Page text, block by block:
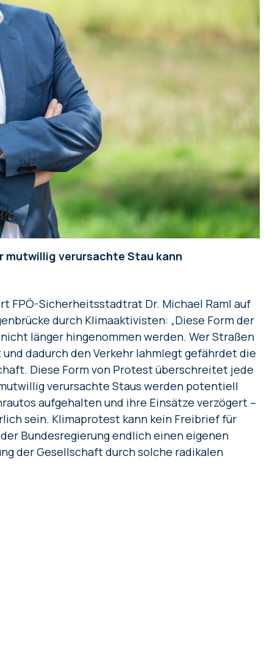
verursachte Stau kann
FPÖ-Sicherheitsstadtrat Dr. Michael Raml auf
durch Klimaaktivisten: „Diese Form der
länger hingenommen werden. Wer Straßen
dadurch den Verkehr lahmlegt gefährdet die
Diese Form von Protest überschreitet jede
verursachte Staus werden potentiell
aufgehalten und ihre Einsätze verzögert –
sein. Klimaprotest kann kein Freibrief für
Bundesregierung endlich einen eigenen
der Gesellschaft durch solche radikalen